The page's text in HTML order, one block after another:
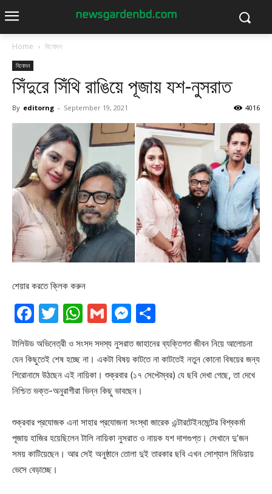
Home বিনোদন
বিনোদন
সিঁদুরে সিঁথি রাঙিয়ে পূজায় যশ-নুসরাত
By editorng - September 19, 2021 4016
শেয়ার করতে ক্লিক করুন
Facebook
Twitter
WhatsApp
GmailMessenger
টালিউড অভিনেত্রী ও সংসদ সদস্য নুসরাত জাহানের ব্যক্তিগত জীবন নিয়ে আলোচনা
যেন কিছুতেই শেষ হচ্ছে না। একটা বিষয় কাটতে না কাটতেই নতুন কোনো বিষয়ের জন্য
শিরোনামে উঠছেন এই নায়িকা। শুক্রবার (১৭ সেপ্টেম্বর) যে ছবি দেখা গেছে, তা দেখে
নিশ্চিত ভক্ত-অনুরাগীরা ভিন্ন কিছু ভাবছেন।
শুক্রবার প্রযোজক এনা সাহার প্রযোজনা সংস্থা জারেক এন্টারটেইনমেন্টের বিশ্বকর্মা
পূজায় হাজির হয়েছিলেন টালি নায়িকা নুসরাত ও নায়ক যশ দাশগুপ্ত। সেখানে দু’জন
সময় কাটিয়েছেন। আর সেই অনুষ্ঠানে তোলা দুই তারকার ছবি এখন সোশ্যাল মিডিয়ায়
ভেসে বেড়াচ্ছে।